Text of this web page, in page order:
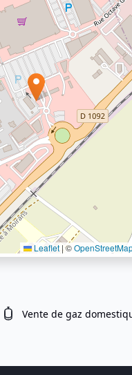
Leaflet |©
Vente de gaz